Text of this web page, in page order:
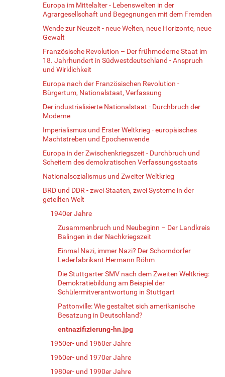
Europa im Mittelalter - Lebenswelten in der
Agrargesellschaft und Begegnungen mit dem Fremden
Wende zur Neuzeit - neue Welten, neue Horizonte, neue
Gewalt
Französische Revolution – Der frühmoderne Staat im
18. Jahrhundert in Südwestdeutschland - Anspruch
und Wirklichkeit
Europa nach der Französischen Revolution -
Bürgertum, Nationalstaat, Verfassung
Der industrialisierte Nationalstaat - Durchbruch der
Moderne
Imperialismus und Erster Weltkrieg - europäisches
Machtstreben und Epochenwende
Europa in der Zwischenkriegszeit - Durchbruch und
Scheitern des demokratischen Verfassungsstaats
Nationalsozialismus und Zweiter Weltkrieg
BRD und DDR - zwei Staaten, zwei Systeme in der
geteilten Welt
1940er Jahre
Zusammenbruch und Neubeginn – Der Landkreis
Balingen in der Nachkriegszeit
Einmal Nazi, immer Nazi? Der Schorndorfer
Lederfabrikant Hermann Röhm
Die Stuttgarter SMV nach dem Zweiten Weltkrieg:
Demokratiebildung am Beispiel der
Schülermitverantwortung in Stuttgart
Pattonville: Wie gestaltet sich amerikanische
Besatzung in Deutschland?
entnazifizierung-hn.jpg
1950er- und 1960er Jahre
1960er- und 1970er Jahre
1980er- und 1990er Jahre